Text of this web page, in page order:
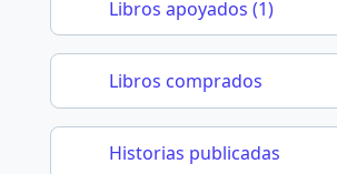
Libros apoyados (1)
Libros comprados
Historias publicadas